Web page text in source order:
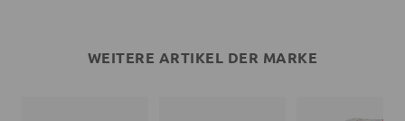
WEITERE ARTIKEL DER MARKE